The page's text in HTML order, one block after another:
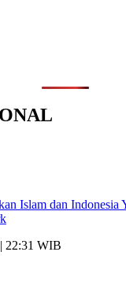
Islam dan Indonesia
22:31 WIB